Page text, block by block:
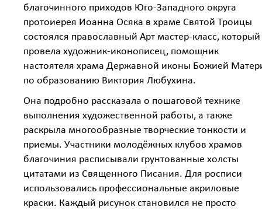
благочинного приходов Юго-Западного округа
протоиерея Иоанна Осяка в храме Святой Троицы
состоялся православный Арт мастер-класс, который
провела художник-иконописец, помощник
настоятеля храма Державной иконы Божией
по образованию Виктория Любухина.
Она подробно рассказала о пошаговой технике
выполнения художественной работы, а также
раскрыла многообразные творческие тонкости и
приемы. Участники молодёжных клубов храмов
благочиния расписывали грунтованные холсты
цитатами из Священного Писания. Для росписи
использовались профессиональные акриловые
краски. Каждый рисунок становился не просто